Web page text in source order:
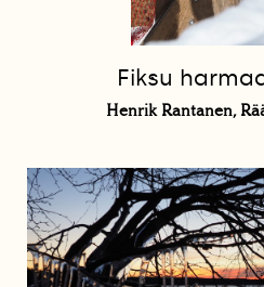
Fiksu
Henrik Rantanen,